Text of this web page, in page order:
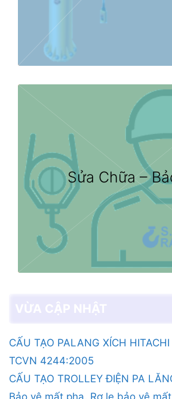
Sửa Chữa –
CẤU TẠO PALANG XÍCH HITACHI
TCVN 4244:2005
CẤU TẠO TROLLEY ĐIỆN PA